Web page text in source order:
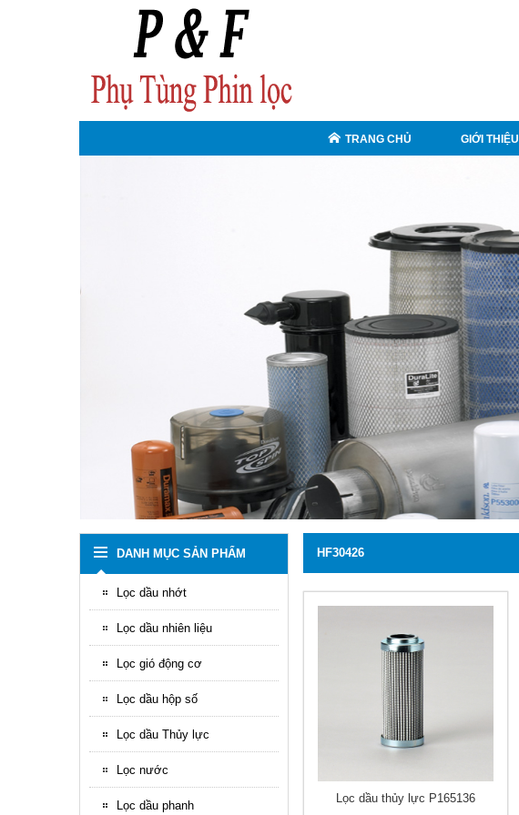
TRANG CHỦ GIỚI THIỆU
HF30426
Lọc dầu thủy lực P165136
DANH MỤC SẢN PHẨM
Lọc dầu nhớt
Lọc dầu nhiên liệu
Lọc gió động cơ
Lọc dầu hộp số
Lọc dầu Thủy lực
Lọc nước
Lọc dầu phanh